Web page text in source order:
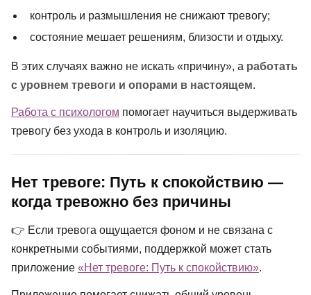
контроль и размышления не снижают тревогу;
состояние мешает решениям, близости и отдыху.
В этих случаях важно не искать «причину», а работать
с уровнем тревоги и опорами в настоящем.
Работа с психологом помогает научиться выдерживать
тревогу без ухода в контроль и изоляцию.
Нет тревоге: Путь к спокойствию —
когда тревожно без причины
👉 Если тревога ощущается фоном и не связана с
конкретными событиями, поддержкой может стать
приложение «Нет тревоге: Путь к спокойствию».